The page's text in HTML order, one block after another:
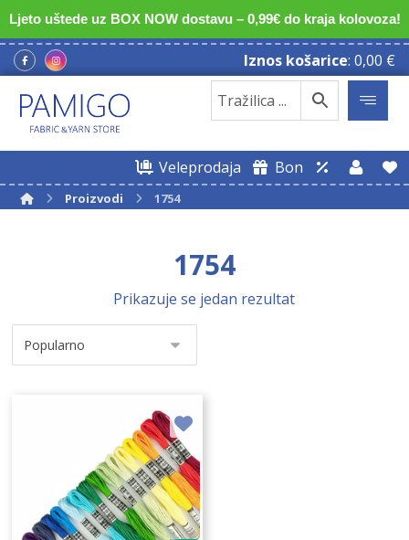
Ljeto uštede uz BOX NOW dostavu – 0,99€ do kraja kolovoza!
Iznos košarice: 0,00 €
Veleprodaja Bon
Proizvodi 1754
1754
Prikazuje se jedan rezultat